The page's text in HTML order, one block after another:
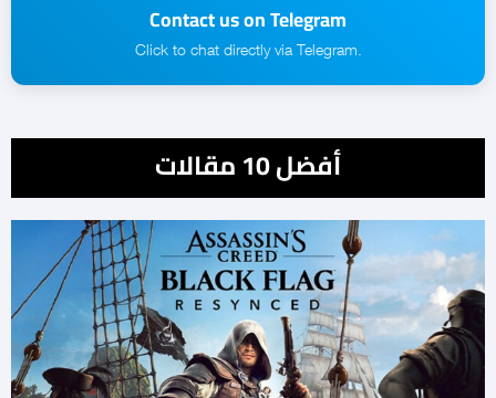
Contact us on Telegram
.Click to chat directly via Telegram
أفضل 10 مقالات